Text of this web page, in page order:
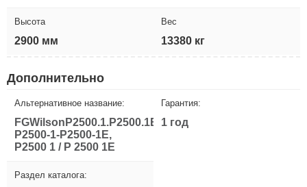
Высота
2900 мм
Вес
13380 кг
Дополнительно
Альтернативное название:
FGWilsonP2500.1.P2500.1E,
P2500-1-P2500-1E,
P2500 1 / P 2500 1E
Гарантия:
1 год
Раздел каталога: